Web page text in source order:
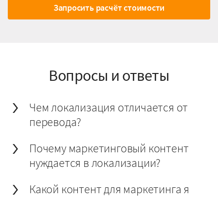
Запросить расчёт стоимости
Вопросы и ответы
Чем локализация отличается от
перевода?
Почему маркетинговый контент
нуждается в локализации?
Какой контент для маркетинга я